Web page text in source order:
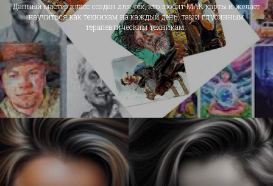
Данный мастер класс создан для тех, кто любит МАК карты и желает
научиться как техникам на каждый день, так и глубинным
терапевтическим техникам.